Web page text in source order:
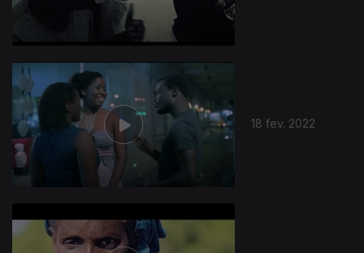
18 fev. 2022
598510